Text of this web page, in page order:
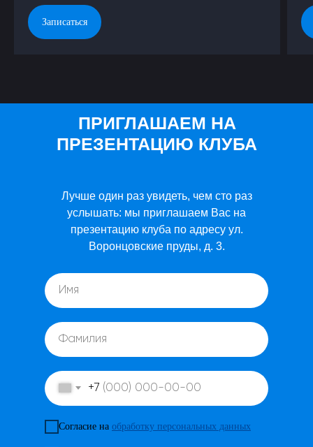
Записаться
ПРИГЛАШАЕМ НА
ПРЕЗЕНТАЦИЮ КЛУБА
+7
Согласие на обработку персональных данных
Лучше один раз увидеть, чем сто раз
услышать: мы приглашаем Вас на
презентацию клуба по адресу ул.
Воронцовские пруды, д. 3.